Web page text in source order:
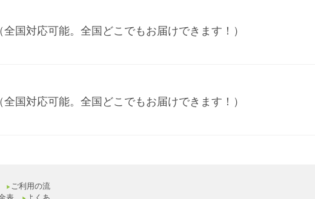
全国対応可能。全国どこでもお届けできます！）
全国対応可能。全国どこでもお届けできます！）
▶︎ ご利用の流